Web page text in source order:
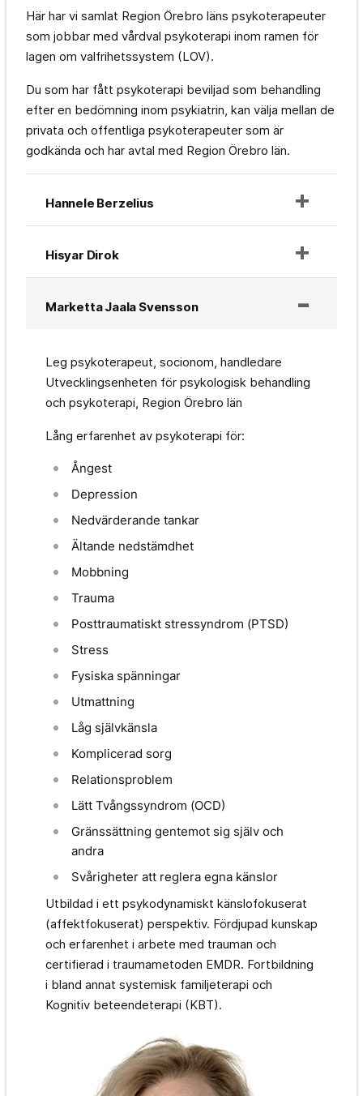
Här har vi samlat Region Örebro läns psykoterapeuter
som jobbar med vårdval psykoterapi inom ramen för
lagen om valfrihetssystem (LOV).
Du som har fått psykoterapi beviljad som behandling
efter en bedömning inom psykiatrin, kan välja mellan de
privata och offentliga psykoterapeuter som är
godkända och har avtal med Region Örebro län.
Hannele Berzelius
Hisyar Dirok
Marketta Jaala Svensson
Leg psykoterapeut, socionom, handledare
Utvecklingsenheten för psykologisk behandling
och psykoterapi, Region Örebro län
Lång erfarenhet av psykoterapi för:
Ångest
Depression
Nedvärderande tankar
Ältande nedstämdhet
Mobbning
Trauma
Posttraumatiskt stressyndrom (PTSD)
Stress
Fysiska spänningar
Utmattning
Låg självkänsla
Komplicerad sorg
Relationsproblem
Lätt Tvångssyndrom (OCD)
Gränssättning gentemot sig själv och
andra
Svårigheter att reglera egna känslor
Utbildad i ett psykodynamiskt känslofokuserat
(affektfokuserat) perspektiv. Fördjupad kunskap
och erfarenhet i arbete med trauman och
certifierad i traumametoden EMDR. Fortbildning
i bland annat systemisk familjeterapi och
Kognitiv beteendeterapi (KBT).